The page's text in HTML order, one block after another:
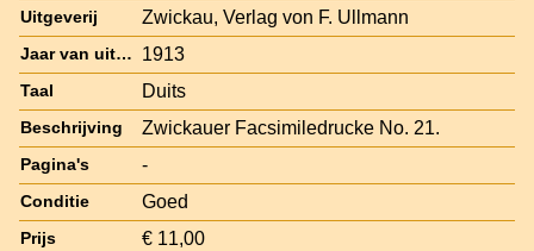
Uitgeverij Zwickau, Verlag von F. Ullmann
Jaar van uitgave 1913
Taal Duits
Beschrijving Zwickauer Facsimiledrucke No. 21.
Pagina's -
Conditie Goed
Prijs € 11,00